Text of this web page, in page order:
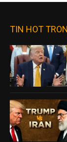
TIN HOT